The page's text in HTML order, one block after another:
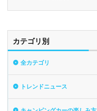
カテゴリ別
全カテゴリ
トレンドニュース